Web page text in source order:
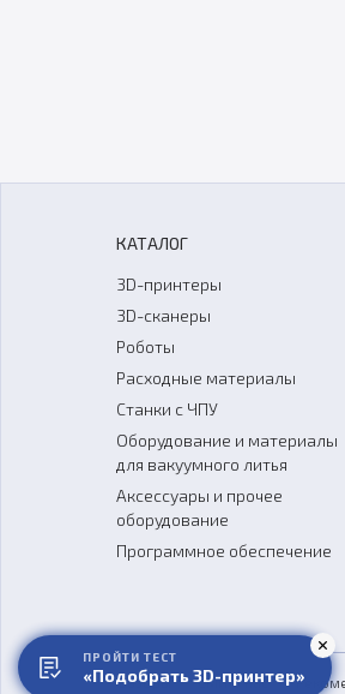
КАТАЛОГ
3D-принтеры
3D-сканеры
Роботы
Расходные материалы
Станки с ЧПУ
Оборудование и материалы
для вакуумного литья
Аксессуары и прочее
оборудование
Программное обеспечение
Обзоры СМИ о нас
ПРОЙТИ ТЕСТ
«Подобрать 3D-принтер»